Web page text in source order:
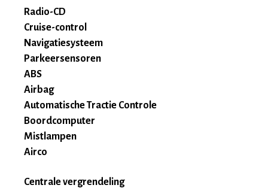
Radio-CD
Cruise-control
Navigatiesysteem
Parkeersensoren
ABS
Airbag
Automatische Tractie Controle
Boordcomputer
Mistlampen
Airco
Centrale vergrendeling